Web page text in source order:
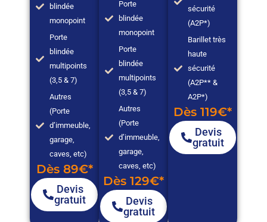
blindée
monopoint
Porte
blindée
multipoints
(3,5 & 7)
Autres
(Porte
d’immeuble,
garage,
caves, etc)
Dès 89€*
Devis
gratuit
Porte
blindée
monopoint
Porte
blindée
multipoints
(3,5 & 7)
Autres
(Porte
d’immeuble,
garage,
caves, etc)
Dès 129€*
Devis
gratuit
sécurité
(A2P*)
Barillet très
haute
sécurité
(A2P** &
A2P*)
Dès 119€*
Devis
gratuit